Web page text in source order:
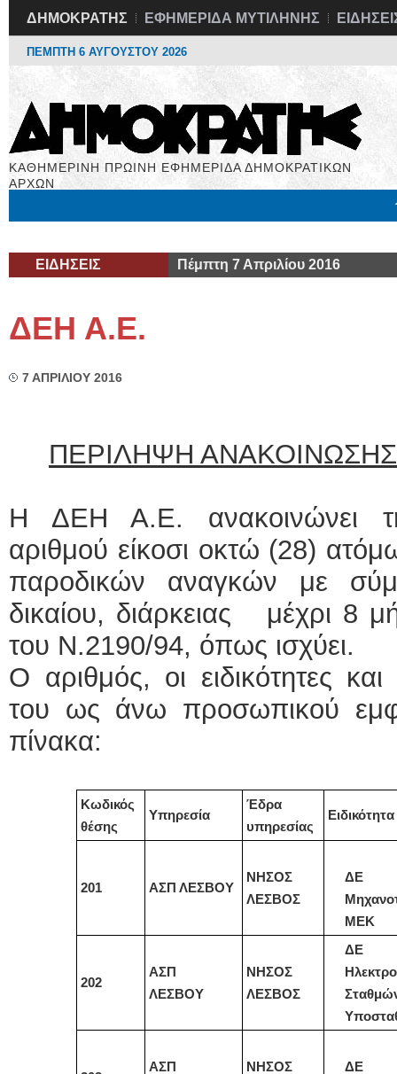
ΔΗΜΟΚΡΑΤΗΣ ΕΦΗΜΕΡΙΔΑ ΜΥΤΙΛΗΝΗΣ
ΠΕΜΠΤΗ 6 ΑΥΓΟΥΣΤΟΥ 2026
ΚΑΘΗΜΕΡΙΝΗ ΠΡΩΙΝΗ ΕΦΗΜΕΡΙΔΑ ΔΗΜΟΚΡΑΤΙΚΩΝ
ΑΡΧΩΝ
ΕΙΔΗΣΕΙΣ Πέμπτη 7 Απριλίου 2016
ΔΕΗ Α.Ε.
7 ΑΠΡΙΛΙΟΥ 2016
ΠΕΡΙΛΗΨΗ
Η ΔΕΗ Α.Ε. ανακοινώνει
αριθμού είκοσι οκτώ (28)
παροδικών αναγκών με
δικαίου, διάρκειας μέχρι 8
του Ν.2190/94, όπως ισχύει.
Ο αριθμός, οι ειδικότητες
του ως άνω προσωπικού
πίνακα:
Κωδικός
θέσης
Υπηρεσία
Έδρα
υπηρεσίας
Ειδικότητα
201 ΑΣΠ ΛEΣΒΟΥ
ΝΗΣΟΣ
ΛΕΣΒΟΣ
ΔΕ
ΜΕΚ
202
ΑΣΠ
ΛΕΣΒΟΥ
ΝΗΣΟΣ
ΛΕΣΒΟΣ
ΔΕ
ΑΣΠ
ΝΗΣΟΣ
ΔΕ